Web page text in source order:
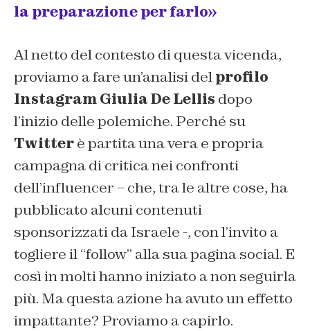
la preparazione per farlo»
Al netto del contesto di questa vicenda,
proviamo a fare un’analisi delprofilo
Instagram Giulia De Lellis dopo
l’inizio delle polemiche. Perché su
Twitterè partita una vera e propria
campagna di critica nei confronti
dell’influencer – che, tra le altre cose, ha
pubblicato alcuni contenuti
sponsorizzati da Israele -, con l’invito a
togliere il “follow” alla sua pagina social. E
così in molti hanno iniziato a non seguirla
più. Ma questa azione ha avuto un effetto
impattante? Proviamo a capirlo.